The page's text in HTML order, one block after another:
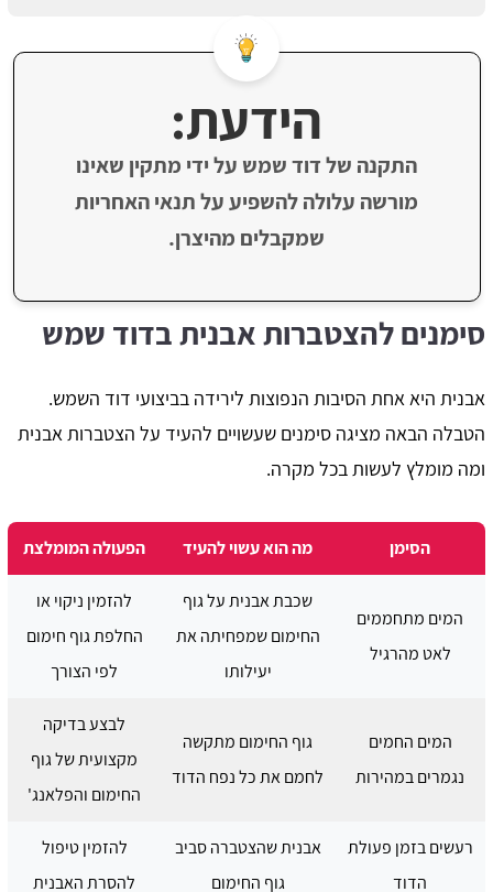
הידעת:
התקנה של דוד שמש על ידי מתקין שאינו
מורשה עלולה להשפיע על תנאי האחריות
שמקבלים מהיצרן.
סימנים להצטברות אבנית בדוד שמש
אבנית היא אחת הסיבות הנפוצות לירידה בביצועי דוד השמש.
הטבלה הבאה מציגה סימנים שעשויים להעיד על הצטברות אבנית
ומה מומלץ לעשות בכל מקרה.
הסימן מה הוא עשוי להעיד הפעולה המומלצת
המים מתחממים
לאט מהרגיל
שכבת אבנית על גוף
החימום שמפחיתה את
יעילותו
להזמין ניקוי או
החלפת גוף חימום
לפי הצורך
המים החמים
נגמרים במהירות
גוף החימום מתקשה
לחמם את כל נפח הדוד
לבצע בדיקה
מקצועית של גוף
החימום והפלאנג'
רעשים בזמן פעולת
הדוד
אבנית שהצטברה סביב
גוף החימום
להזמין טיפול
להסרת האבנית